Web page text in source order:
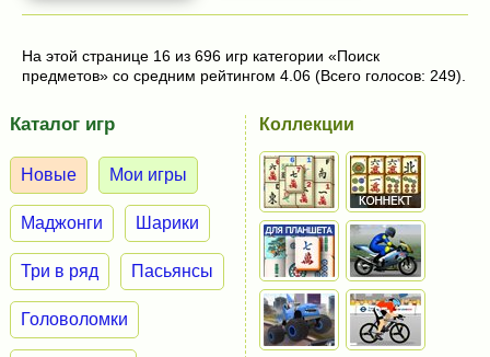
На этой странице 16 из 696 игр категории «Поиск
предметов» со средним рейтингом 4.06 (Всего голосов: 249).
Каталог игр
Новые Мои игры
Маджонги Шарики
Три в ряд Пасьянсы
Головоломки
Коллекции